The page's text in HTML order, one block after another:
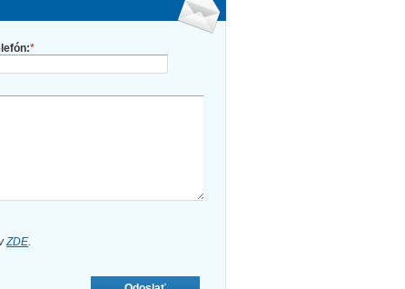
*
ZDE